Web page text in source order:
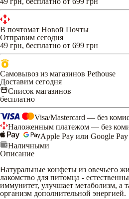
В почтомат Новой Почты
Отправим сегодня
49 грн, бесплатно от 699 грн
Самовывоз из магазинов Pethouse
Доставим сегодня
Список магазинов
бесплатно
Visa/Mastercard — без
Наложенным платежом — без
Apple Pay или Google Pay
Наличными
Описание
Натуральные конфеты из овечьего
лакомство для питомца -
иммунитет, улучшает метаболизм, а
организм дополнительной энергией.